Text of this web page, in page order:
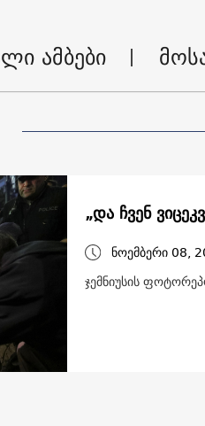
ამბები
„და ჩვენ
ნოემბერი 08,
ჯემნიუსის